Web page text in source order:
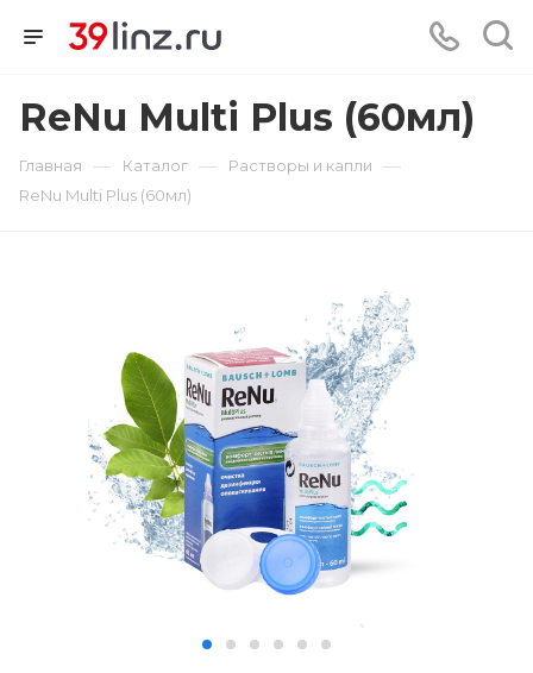
ReNu Multi Plus (60мл)
Главная — Каталог — Растворы и капли —
ReNu Multi Plus (60мл)